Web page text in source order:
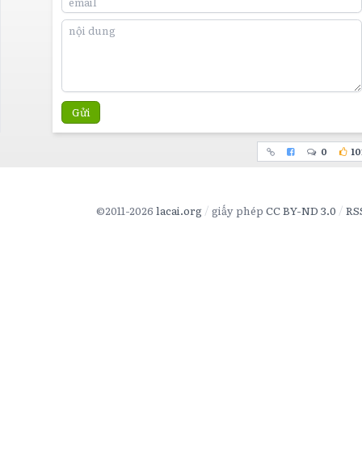
Gửi
0
©2011-2026 lacai.org giấy phép CC BY-ND 3.0